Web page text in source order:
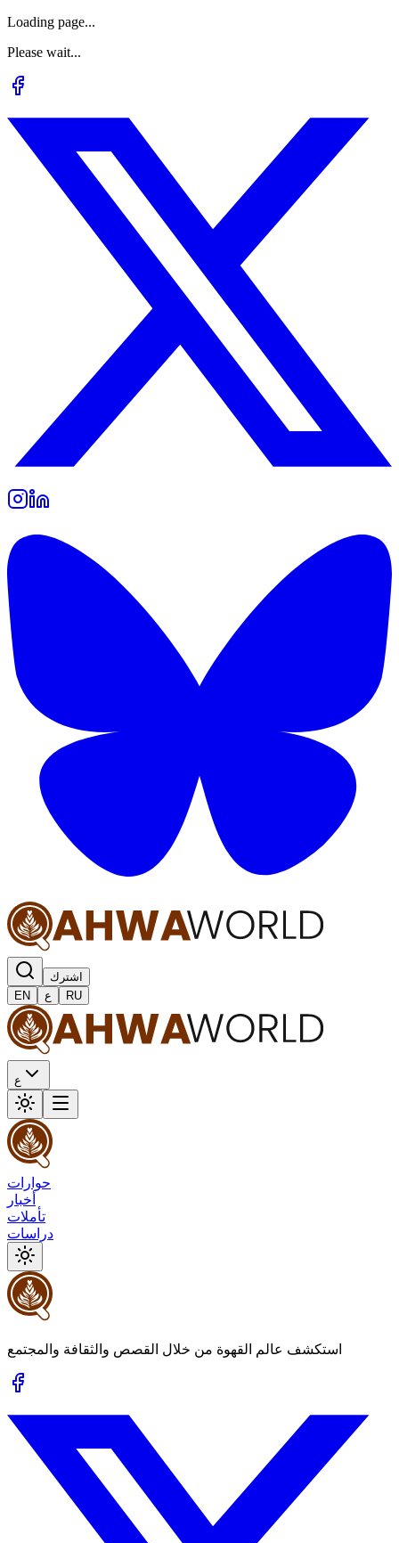
Loading page...
Please wait...
اشترك
EN
ع RU
ع
حوارات
أخبار
تأملات
دراسات
استكشف عالم القهوة من خلال القصص والثقافة والمجتمع